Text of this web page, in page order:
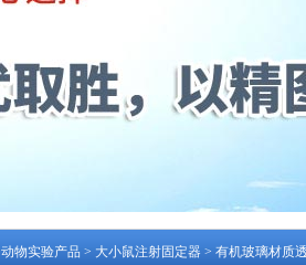
动物实验产品 > 大小鼠注射固定器 > 有机玻璃材质